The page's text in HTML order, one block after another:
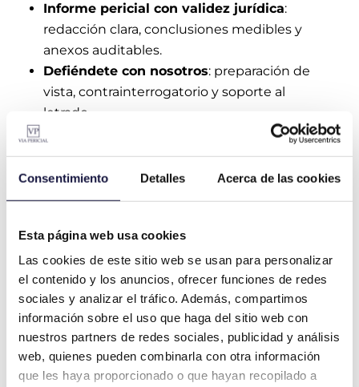
Consentimiento Detalles Acerca de las cookies
Esta página web usa cookies
Las cookies de este sitio web se usan para personalizar
el contenido y los anuncios, ofrecer funciones de redes
sociales y analizar el tráfico. Además, compartimos
información sobre el uso que haga del sitio web con
nuestros partners de redes sociales, publicidad y análisis
web, quienes pueden combinarla con otra información
que les haya proporcionado o que hayan recopilado a
Informe pericial con validez jurídica:
redacción clara, conclusiones medibles y
anexos auditables.
Defiéndete con nosotros: preparación de
vista, contrainterrogatorio y soporte al
letrado.
¿Quiénes Somos?
Independencia real : no aceptamos
condicionantes de aseguradoras ni
instituciones. Solo el interés del
Transparencia
: documentación y
trazabilidad completas en cada